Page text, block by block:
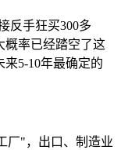
反手狂买300多
概率已经踏空了这
5-10年最确定的
厂"，出口、制造业